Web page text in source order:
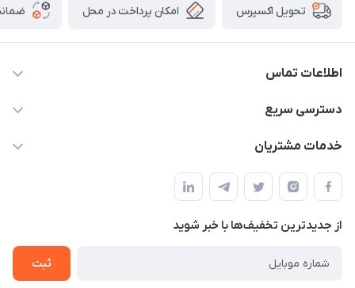
تحویل اکسپرس امکان پرداخت در محل
اطلاعات تماس
09124780957
دسترسی سریع
حساب کاربری
لیست محصولات
درباره ما
خدمات مشتریان
قوانین و مقررات
حریم خصوصی
راهنما
از جدید‌ترین تخفیف‌ها با‌ خبر شوید
ثبت